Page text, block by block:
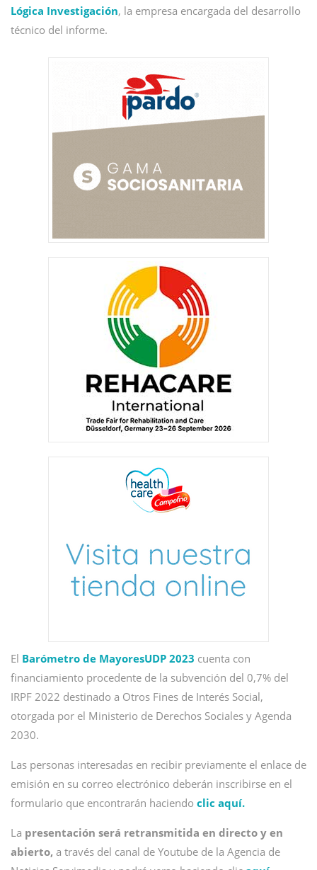
Lógica Investigación, la empresa encargada del desarrollo
técnico del informe.
El Barómetro de MayoresUDP 2023 cuenta con
financiamiento procedente de la subvención del 0,7% del
IRPF 2022 destinado a Otros Fines de Interés Social,
otorgada por el Ministerio de Derechos Sociales y Agenda
2030.
Las personas interesadas en recibir previamente el enlace de
emisión en su correo electrónico deberán inscribirse en el
formulario que encontrarán haciendo clic aquí.
La presentación será retransmitida en directo y en
abierto, a través del canal de Youtube de la Agencia de